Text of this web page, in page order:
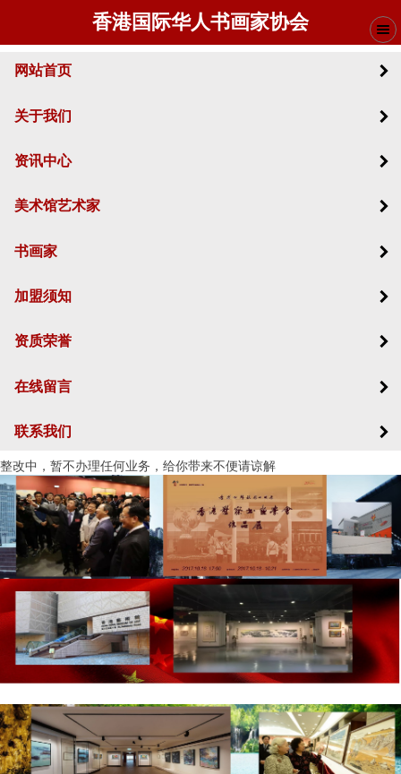
香港国际华人书画家协会
网站首页
关于我们
资讯中心
美术馆艺术家
书画家
加盟须知
资质荣誉
在线留言
联系我们
整改中，暂不办理任何业务，给你带来不便请谅解